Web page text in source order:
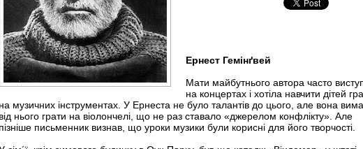
Ернест Гемінґвей
Мати майбутнього автора часто
на концертах і хотіла навчити дітей
на музичних інструментах. У Ернеста не було талантів до цього, але вона
від нього грати на віолончелі, що не раз ставало «джерелом конфлікту». Але
пізніше письменник визнав, що уроки музики були корисні для його творчості.